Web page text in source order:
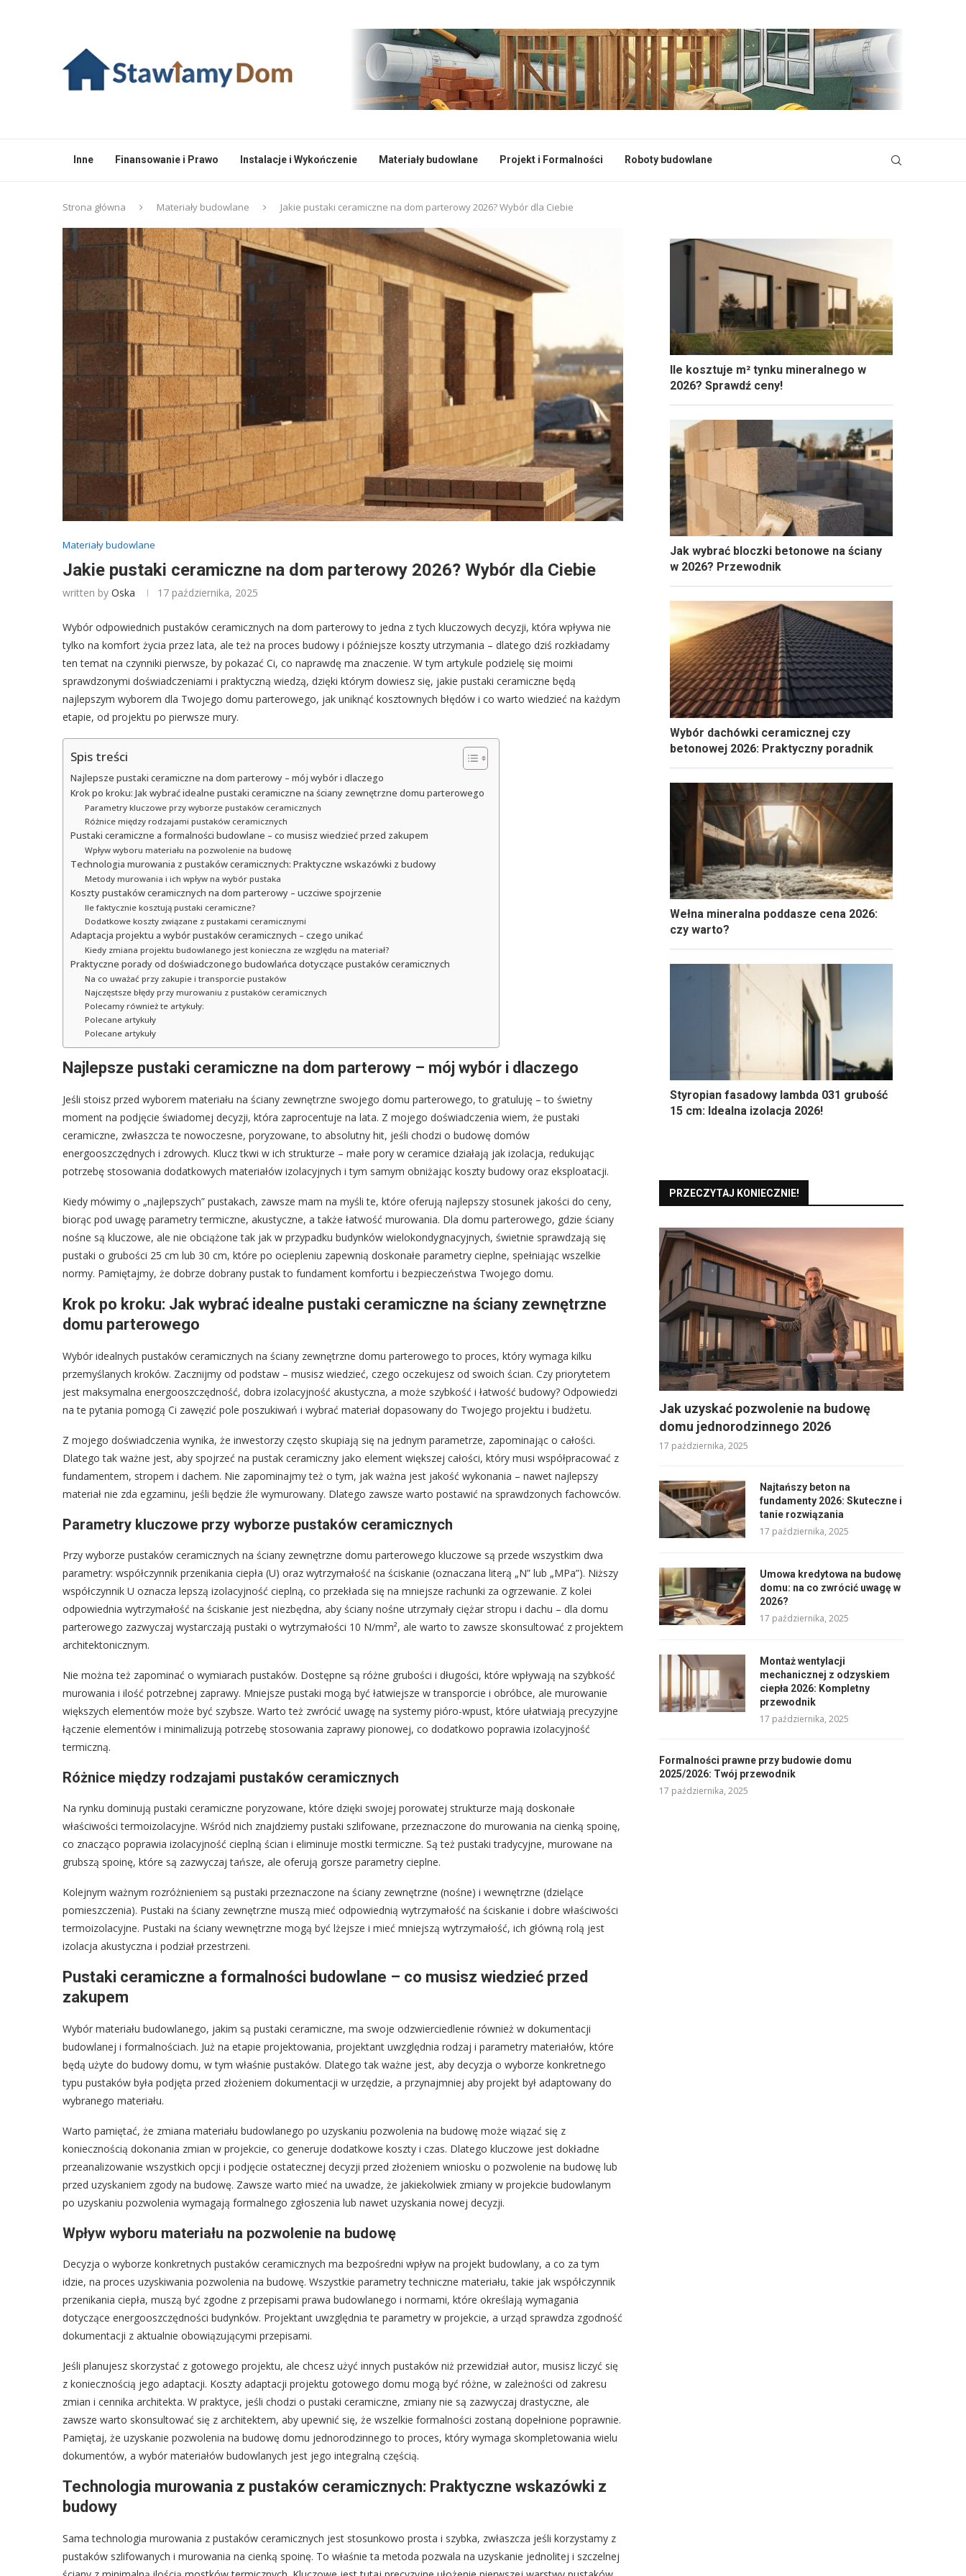
Inne Finansowanie i Prawo Instalacje i Wykończenie Materiały budowlane Projekt i Formalności Roboty budowlane
Strona główna Materiały budowlane Jakie pustaki ceramiczne na dom parterowy 2026? Wybór dla Ciebie
Materiały budowlane
Jakie pustaki ceramiczne na dom parterowy 2026? Wybór dla Ciebie
written by Oska 17 października, 2025
Wybór odpowiednich pustaków ceramicznych na dom parterowy to jedna z tych kluczowych decyzji, która wpływa nie
tylko na komfort życia przez lata, ale też na proces budowy i późniejsze koszty utrzymania – dlatego dziś rozkładamy
ten temat na czynniki pierwsze, by pokazać Ci, co naprawdę ma znaczenie. W tym artykule podzielę się moimi
sprawdzonymi doświadczeniami i praktyczną wiedzą, dzięki którym dowiesz się, jakie pustaki ceramiczne będą
najlepszym wyborem dla Twojego domu parterowego, jak uniknąć kosztownych błędów i co warto wiedzieć na każdym
etapie, od projektu po pierwsze mury.
Spis treści
Najlepsze pustaki ceramiczne na dom parterowy – mój wybór i dlaczego
Krok po kroku: Jak wybrać idealne pustaki ceramiczne na ściany zewnętrzne domu parterowego
Parametry kluczowe przy wyborze pustaków ceramicznych
Różnice między rodzajami pustaków ceramicznych
Pustaki ceramiczne a formalności budowlane – co musisz wiedzieć przed zakupem
Wpływ wyboru materiału na pozwolenie na budowę
Technologia murowania z pustaków ceramicznych: Praktyczne wskazówki z budowy
Metody murowania i ich wpływ na wybór pustaka
Koszty pustaków ceramicznych na dom parterowy – uczciwe spojrzenie
Ile faktycznie kosztują pustaki ceramiczne?
Dodatkowe koszty związane z pustakami ceramicznymi
Adaptacja projektu a wybór pustaków ceramicznych – czego unikać
Kiedy zmiana projektu budowlanego jest konieczna ze względu na materiał?
Praktyczne porady od doświadczonego budowlańca dotyczące pustaków ceramicznych
Na co uważać przy zakupie i transporcie pustaków
Najczęstsze błędy przy murowaniu z pustaków ceramicznych
Polecamy również te artykuły:
Polecane artykuły
Polecane artykuły
Najlepsze pustaki ceramiczne na dom parterowy – mój wybór i dlaczego
Jeśli stoisz przed wyborem materiału na ściany zewnętrzne swojego domu parterowego, to gratuluję – to świetny
moment na podjęcie świadomej decyzji, która zaprocentuje na lata. Z mojego doświadczenia wiem, że pustaki
ceramiczne, zwłaszcza te nowoczesne, poryzowane, to absolutny hit, jeśli chodzi o budowę domów
energooszczędnych i zdrowych. Klucz tkwi w ich strukturze – małe pory w ceramice działają jak izolacja, redukując
potrzebę stosowania dodatkowych materiałów izolacyjnych i tym samym obniżając koszty budowy oraz eksploatacji.
Kiedy mówimy o „najlepszych” pustakach, zawsze mam na myśli te, które oferują najlepszy stosunek jakości do ceny,
biorąc pod uwagę parametry termiczne, akustyczne, a także łatwość murowania. Dla domu parterowego, gdzie ściany
nośne są kluczowe, ale nie obciążone tak jak w przypadku budynków wielokondygnacyjnych, świetnie sprawdzają się
pustaki o grubości 25 cm lub 30 cm, które po ociepleniu zapewnią doskonałe parametry cieplne, spełniając wszelkie
normy. Pamiętajmy, że dobrze dobrany pustak to fundament komfortu i bezpieczeństwa Twojego domu.
Krok po kroku: Jak wybrać idealne pustaki ceramiczne na ściany zewnętrzne
domu parterowego
Wybór idealnych pustaków ceramicznych na ściany zewnętrzne domu parterowego to proces, który wymaga kilku
przemyślanych kroków. Zacznijmy od podstaw – musisz wiedzieć, czego oczekujesz od swoich ścian. Czy priorytetem
jest maksymalna energooszczędność, dobra izolacyjność akustyczna, a może szybkość i łatwość budowy? Odpowiedzi
na te pytania pomogą Ci zawęzić pole poszukiwań i wybrać materiał dopasowany do Twojego projektu i budżetu.
Z mojego doświadczenia wynika, że inwestorzy często skupiają się na jednym parametrze, zapominając o całości.
Dlatego tak ważne jest, aby spojrzeć na pustak ceramiczny jako element większej całości, który musi współpracować z
fundamentem, stropem i dachem. Nie zapominajmy też o tym, jak ważna jest jakość wykonania – nawet najlepszy
materiał nie zda egzaminu, jeśli będzie źle wymurowany. Dlatego zawsze warto postawić na sprawdzonych fachowców.
Parametry kluczowe przy wyborze pustaków ceramicznych
Przy wyborze pustaków ceramicznych na ściany zewnętrzne domu parterowego kluczowe są przede wszystkim dwa
parametry: współczynnik przenikania ciepła (U) oraz wytrzymałość na ściskanie (oznaczana literą „N” lub „MPa”). Niższy
współczynnik U oznacza lepszą izolacyjność cieplną, co przekłada się na mniejsze rachunki za ogrzewanie. Z kolei
odpowiednia wytrzymałość na ściskanie jest niezbędna, aby ściany nośne utrzymały ciężar stropu i dachu – dla domu
parterowego zazwyczaj wystarczają pustaki o wytrzymałości 10 N/mm², ale warto to zawsze skonsultować z projektem
architektonicznym.
Nie można też zapominać o wymiarach pustaków. Dostępne są różne grubości i długości, które wpływają na szybkość
murowania i ilość potrzebnej zaprawy. Mniejsze pustaki mogą być łatwiejsze w transporcie i obróbce, ale murowanie
większych elementów może być szybsze. Warto też zwrócić uwagę na systemy pióro-wpust, które ułatwiają precyzyjne
łączenie elementów i minimalizują potrzebę stosowania zaprawy pionowej, co dodatkowo poprawia izolacyjność
termiczną.
Różnice między rodzajami pustaków ceramicznych
Na rynku dominują pustaki ceramiczne poryzowane, które dzięki swojej porowatej strukturze mają doskonałe
właściwości termoizolacyjne. Wśród nich znajdziemy pustaki szlifowane, przeznaczone do murowania na cienką spoinę,
co znacząco poprawia izolacyjność cieplną ścian i eliminuje mostki termiczne. Są też pustaki tradycyjne, murowane na
grubszą spoinę, które są zazwyczaj tańsze, ale oferują gorsze parametry cieplne.
Kolejnym ważnym rozróżnieniem są pustaki przeznaczone na ściany zewnętrzne (nośne) i wewnętrzne (dzielące
pomieszczenia). Pustaki na ściany zewnętrzne muszą mieć odpowiednią wytrzymałość na ściskanie i dobre właściwości
termoizolacyjne. Pustaki na ściany wewnętrzne mogą być lżejsze i mieć mniejszą wytrzymałość, ich główną rolą jest
izolacja akustyczna i podział przestrzeni.
Pustaki ceramiczne a formalności budowlane – co musisz wiedzieć przed
zakupem
Wybór materiału budowlanego, jakim są pustaki ceramiczne, ma swoje odzwierciedlenie również w dokumentacji
budowlanej i formalnościach. Już na etapie projektowania, projektant uwzględnia rodzaj i parametry materiałów, które
będą użyte do budowy domu, w tym właśnie pustaków. Dlatego tak ważne jest, aby decyzja o wyborze konkretnego
typu pustaków była podjęta przed złożeniem dokumentacji w urzędzie, a przynajmniej aby projekt był adaptowany do
wybranego materiału.
Warto pamiętać, że zmiana materiału budowlanego po uzyskaniu pozwolenia na budowę może wiązać się z
koniecznością dokonania zmian w projekcie, co generuje dodatkowe koszty i czas. Dlatego kluczowe jest dokładne
przeanalizowanie wszystkich opcji i podjęcie ostatecznej decyzji przed złożeniem wniosku o pozwolenie na budowę lub
przed uzyskaniem zgody na budowę. Zawsze warto mieć na uwadze, że jakiekolwiek zmiany w projekcie budowlanym
po uzyskaniu pozwolenia wymagają formalnego zgłoszenia lub nawet uzyskania nowej decyzji.
Wpływ wyboru materiału na pozwolenie na budowę
Decyzja o wyborze konkretnych pustaków ceramicznych ma bezpośredni wpływ na projekt budowlany, a co za tym
idzie, na proces uzyskiwania pozwolenia na budowę. Wszystkie parametry techniczne materiału, takie jak współczynnik
przenikania ciepła, muszą być zgodne z przepisami prawa budowlanego i normami, które określają wymagania
dotyczące energooszczędności budynków. Projektant uwzględnia te parametry w projekcie, a urząd sprawdza zgodność
dokumentacji z aktualnie obowiązującymi przepisami.
Jeśli planujesz skorzystać z gotowego projektu, ale chcesz użyć innych pustaków niż przewidział autor, musisz liczyć się
z koniecznością jego adaptacji. Koszty adaptacji projektu gotowego domu mogą być różne, w zależności od zakresu
zmian i cennika architekta. W praktyce, jeśli chodzi o pustaki ceramiczne, zmiany nie są zazwyczaj drastyczne, ale
zawsze warto skonsultować się z architektem, aby upewnić się, że wszelkie formalności zostaną dopełnione poprawnie.
Pamiętaj, że uzyskanie pozwolenia na budowę domu jednorodzinnego to proces, który wymaga skompletowania wielu
dokumentów, a wybór materiałów budowlanych jest jego integralną częścią.
Technologia murowania z pustaków ceramicznych: Praktyczne wskazówki z
budowy
Sama technologia murowania z pustaków ceramicznych jest stosunkowo prosta i szybka, zwłaszcza jeśli korzystamy z
pustaków szlifowanych i murowania na cienką spoinę. To właśnie ta metoda pozwala na uzyskanie jednolitej i szczelnej
Ile kosztuje m² tynku mineralnego w
2026? Sprawdź ceny!
Jak wybrać bloczki betonowe na ściany
w 2026? Przewodnik
Wybór dachówki ceramicznej czy
betonowej 2026: Praktyczny poradnik
Wełna mineralna poddasze cena 2026:
czy warto?
Styropian fasadowy lambda 031 grubość
15 cm: Idealna izolacja 2026!
PRZECZYTAJ KONIECZNIE!
Jak uzyskać pozwolenie na budowę
domu jednorodzinnego 2026
17 października, 2025
Najtańszy beton na
fundamenty 2026: Skuteczne i
tanie rozwiązania
17 października, 2025
Umowa kredytowa na budowę
domu: na co zwrócić uwagę w
2026?
17 października, 2025
Montaż wentylacji
mechanicznej z odzyskiem
ciepła 2026: Kompletny
przewodnik
17 października, 2025
Formalności prawne przy budowie domu
2025/2026: Twój przewodnik
17 października, 2025